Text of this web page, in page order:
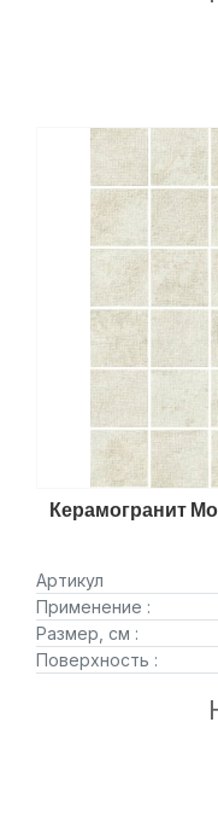
Керамогранит
Артикул
Применение :
Размер, см :
Поверхность :